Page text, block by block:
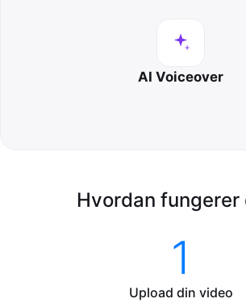
AI Voiceover
Hvordan fungerer
1
Upload din video